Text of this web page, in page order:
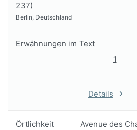
237)
Berlin, Deutschland
Erwähnungen im Text
1
Details
Örtlichkeit Avenue des